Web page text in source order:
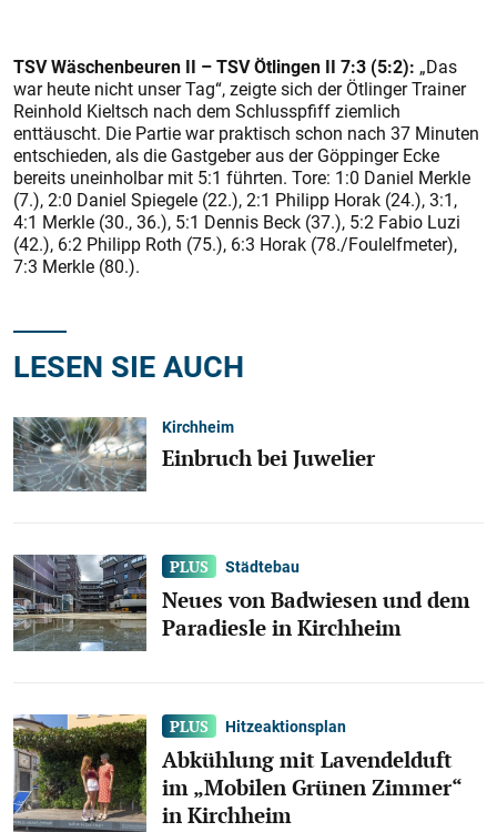
TSV Wäschenbeuren II – TSV Ötlingen II 7:3 (5:2): „Das
war heute nicht unser Tag“, zeigte sich der Ötlinger Trainer
Reinhold Kieltsch nach dem Schlusspfiff ziemlich
enttäuscht. Die Partie war praktisch schon nach 37 Minuten
entschieden, als die Gastgeber aus der Göppinger Ecke
bereits uneinholbar mit 5:1 führten. Tore: 1:0 Daniel Merkle
(7.), 2:0 Daniel Spiegele (22.), 2:1 Philipp Horak (24.), 3:1,
4:1 Merkle (30., 36.), 5:1 Dennis Beck (37.), 5:2 Fabio Luzi
(42.), 6:2 Philipp Roth (75.), 6:3 Horak (78./Foulelfmeter),
7:3 Merkle (80.).
LESEN SIE AUCH
Kirchheim
Einbruch bei Juwelier
Städtebau
Neues von Badwiesen und dem
Paradiesle in Kirchheim
Hitzeaktionsplan
Abkühlung mit Lavendelduft
im „Mobilen Grünen Zimmer“
in Kirchheim